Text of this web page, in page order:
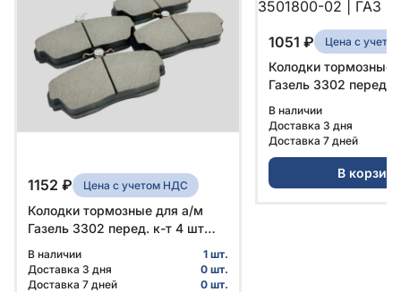
1152 ₽ Цена с учетом НДС
Колодки тормозные для а/м
Газель 3302 перед. к-т 4 шт
3501800-02 | ГАЗ
В наличии
1 шт.
Доставка 3 дня
0 шт.
Доставка 7 дней
0 шт.
1051 ₽ Цена с
Колодки тормозные
Газель 3302 перед.
3501800-02 | ГАЗ
В наличии
Доставка 3 дня
Доставка 7 дней
В корзину